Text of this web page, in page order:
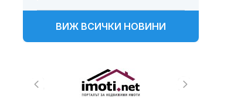
ВИЖ ВСИЧКИ НОВИНИ